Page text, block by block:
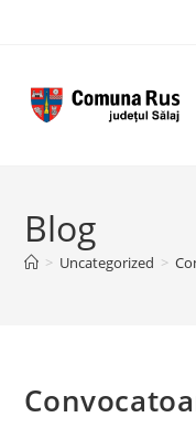
Blog
> Uncategorized >